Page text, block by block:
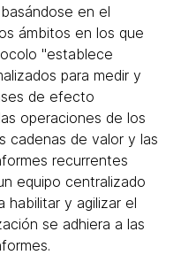
en el
ámbitos en los que
"establece
para medir y
de efecto
operaciones de los
cadenas de valor y las
recurrentes
equipo centralizado
habilitar y agilizar el
se adhiera a las